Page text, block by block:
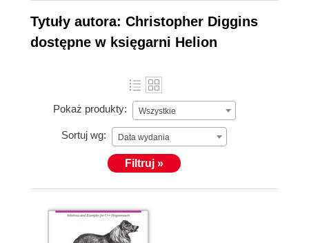
Tytuły autora: Christopher Diggins
dostępne w księgarni Helion
Pokaż produkty: Wszystkie
Sortuj wg: Data wydania
Filtruj »